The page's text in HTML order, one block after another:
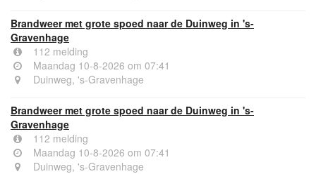
Brandweer met grote spoed naar de Duinweg in 's-
Gravenhage
112 melding
Maandag 10-8-2026 om 07:41
Duinweg, 's-Gravenhage
Brandweer met grote spoed naar de Duinweg in 's-
Gravenhage
112 melding
Maandag 10-8-2026 om 07:41
Duinweg, 's-Gravenhage